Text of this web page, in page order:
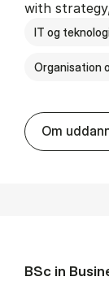
with
IT og
Organisation
Om
BSc in